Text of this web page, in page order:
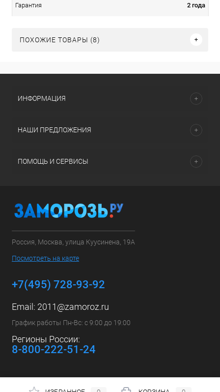
Гарантия 2 года
ПОХОЖИЕ ТОВАРЫ (8)
ИНФОРМАЦИЯ
НАШИ ПРЕДЛОЖЕНИЯ
ПОМОЩЬ И СЕРВИСЫ
Россия, Москва, улица Куусинена, 19А
Посмотреть на карте
+7(495) 728-93-92
Email: 2011@zamoroz.ru
График работы Пн-Вс: с 9:00 до 19:00
Регионы России:
8-800-222-51-24